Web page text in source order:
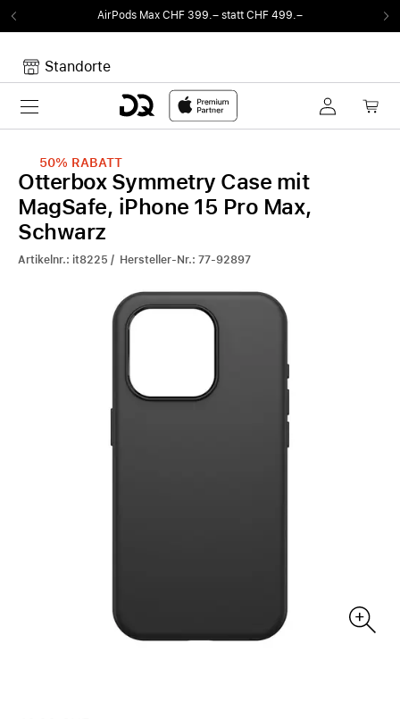
AirPods Max CHF 399.– statt CHF 499.–
Standorte
Toggle navigation
Noch keine Artikel im Warenkorb.
50% RABATT
Otterbox Symmetry Case mit
MagSafe, iPhone 15 Pro Max,
Schwarz
Artikelnr.: it8225 / Hersteller-Nr.: 77-92897